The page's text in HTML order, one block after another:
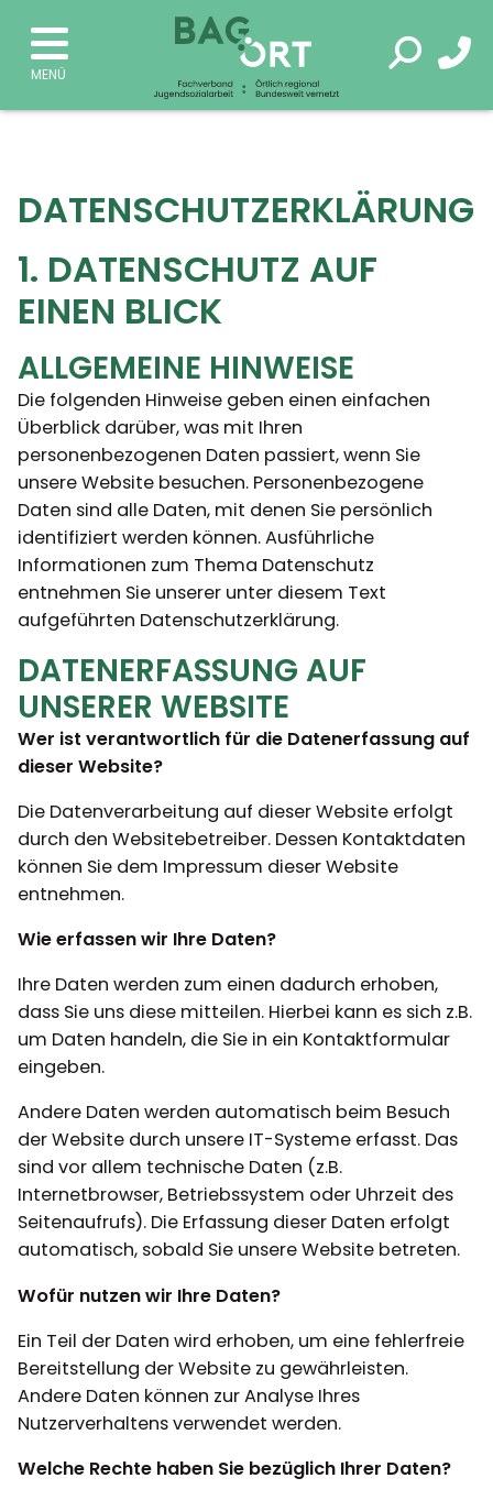
DATENSCHUTZERKLÄRUNG
1. DATENSCHUTZ AUF
EINEN BLICK
ALLGEMEINE HINWEISE
Die folgenden Hinweise geben einen einfachen
Überblick darüber, was mit Ihren
personenbezogenen Daten passiert, wenn Sie
unsere Website besuchen. Personenbezogene
Daten sind alle Daten, mit denen Sie persönlich
identifiziert werden können. Ausführliche
Informationen zum Thema Datenschutz
entnehmen Sie unserer unter diesem Text
aufgeführten Datenschutzerklärung.
DATENERFASSUNG AUF
UNSERER WEBSITE
Wer ist verantwortlich für die Datenerfassung auf
dieser Website?
Die Datenverarbeitung auf dieser Website erfolgt
durch den Websitebetreiber. Dessen Kontaktdaten
können Sie dem Impressum dieser Website
entnehmen.
Wie erfassen wir Ihre Daten?
Ihre Daten werden zum einen dadurch erhoben,
dass Sie uns diese mitteilen. Hierbei kann es sich z.B.
um Daten handeln, die Sie in ein Kontaktformular
eingeben.
Andere Daten werden automatisch beim Besuch
der Website durch unsere IT-Systeme erfasst. Das
sind vor allem technische Daten (z.B.
Internetbrowser, Betriebssystem oder Uhrzeit des
Seitenaufrufs). Die Erfassung dieser Daten erfolgt
automatisch, sobald Sie unsere Website betreten.
Wofür nutzen wir Ihre Daten?
Ein Teil der Daten wird erhoben, um eine fehlerfreie
Bereitstellung der Website zu gewährleisten.
Andere Daten können zur Analyse Ihres
Nutzerverhaltens verwendet werden.
Welche Rechte haben Sie bezüglich Ihrer Daten?